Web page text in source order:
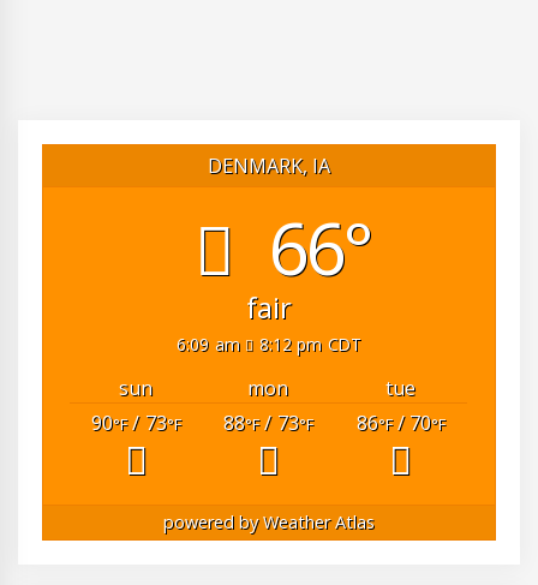
DENMARK, IA
66°
fair
6:09 am 8:12 pm CDT
sun mon
tue
90°F/ 73°F 88°F/ 73°F 86°F/ 70°F
powered byWeather Atlas